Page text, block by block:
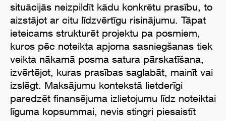
situācijās neizpildīt kādu konkrētu prasību, to
aizstājot ar citu līdzvērtīgu risinājumu. Tāpat
ieteicams strukturēt projektu pa posmiem,
kuros pēc noteikta apjoma sasniegšanas tiek
veikta nākamā posma satura pārskatīšana,
izvērtējot, kuras prasības saglabāt, mainīt vai
izslēgt. Maksājumu kontekstā lietderīgi
paredzēt finansējuma izlietojumu līdz noteiktai
līguma kopsummai, nevis stingri piesaistīt